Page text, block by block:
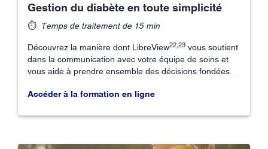
Gestion du diabète en toute simplicité
⏱Temps de traitement de 15 min
Découvrez la manière dont LibreView22,23 vous soutient
dans la communication avec votre équipe de soins et
vous aide à prendre ensemble des décisions fondées.
Accéder à la formation en ligne